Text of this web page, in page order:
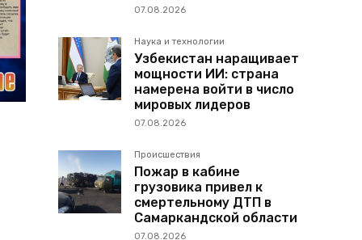
07.08.2026
Наука и технологии
Узбекистан наращивает
мощности ИИ: страна
намерена войти в число
мировых лидеров
07.08.2026
Происшествия
Пожар в кабине
грузовика привел к
смертельному ДТП в
Самаркандской области
07.08.2026